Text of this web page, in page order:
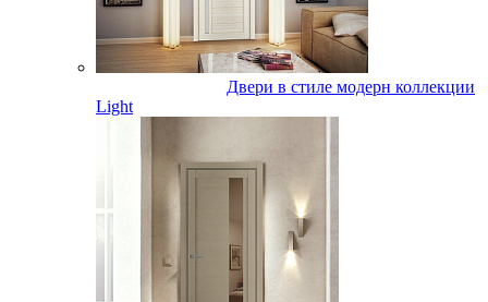
Двери в стиле модерн коллекции
Light